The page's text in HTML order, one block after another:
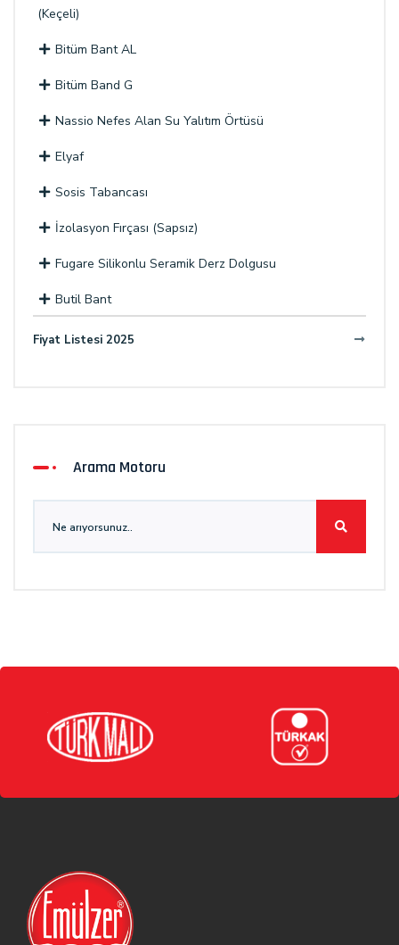
(Keçeli)
Bitüm Bant AL
Bitüm Band G
Nassio Nefes Alan Su Yalıtım Örtüsü
Elyaf
Sosis Tabancası
İzolasyon Fırçası (Sapsız)
Fugare Silikonlu Seramik Derz Dolgusu
Butil Bant
Fiyat Listesi 2025
Arama Motoru